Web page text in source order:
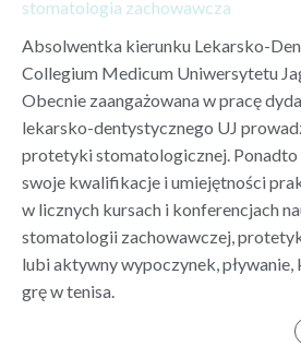
stomatologia zachowawcza
Absolwentka kierunku Lekarsko-
Collegium Medicum Uniwersytetu
Obecnie zaangażowana w pracę
lekarsko-dentystycznego UJ
protetyki stomatologicznej. Ponadto
swoje kwalifikacje i umiejętności
w licznych kursach i konferencjach
stomatologii zachowawczej,
lubi aktywny wypoczynek,
grę w tenisa.